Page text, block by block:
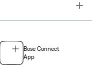
Toggle
Bose Connect
App